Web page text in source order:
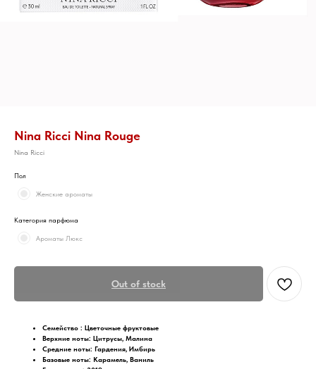
Nina Ricci Nina Rouge
Nina Ricci
Пол
Женские ароматы
Категория парфюма
Ароматы Люкс
Out of stock
Семейство : Цветочные фруктовые
Верхние ноты: Цитрусы, Малина
Средние ноты: Гардения, Имбирь
Базовые ноты: Карамель, Ваниль